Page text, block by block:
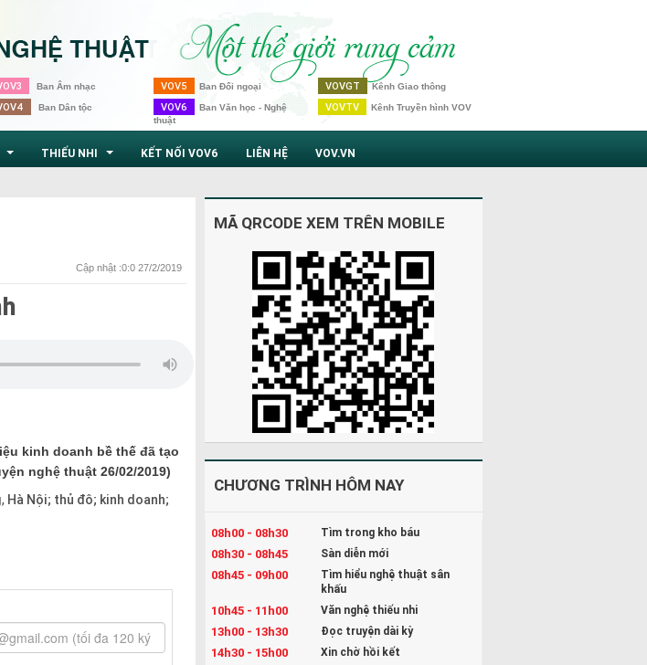
Ban Âm nhạc
Ban Dân tộc
VOV5 Ban Đối ngoại
VOV6 Ban Văn học - Nghệ
thuật
VOVGT Kênh Giao thông
VOVTV Kênh Truyền hình VOV
THIẾU NHI KẾT NỐI VOV6 LIÊN HỆ VOV.VN
Cập nhật :0:0 27/2/2019
kinh doanh bề thế đã tạo
nghệ thuật 26/02/2019)
, Hà Nội; thủ đô; kinh doanh;
MÃ QRCODE XEM TRÊN MOBILE
CHƯƠNG TRÌNH HÔM NAY
08h00 - 08h30 Tìm trong kho báu
08h30 - 08h45 Sàn diễn mới
08h45 - 09h00
Tìm hiểu nghệ thuật sân
khấu
10h45 - 11h00 Văn nghệ thiếu nhi
13h00 - 13h30 Đọc truyện dài kỳ
14h30 - 15h00 Xin chờ hồi kết